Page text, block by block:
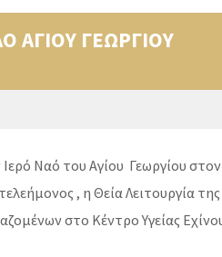
ΑΓΙΟΥ ΓΕΩΡΓΙΟΥ
Ναό του Αγίου Γεωργίου στον
, η Θεία Λειτουργία της
στο Κέντρο Υγείας